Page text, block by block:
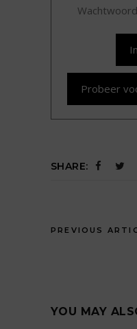
Probeer
SHARE:
PREVIOUS
YOU MAY